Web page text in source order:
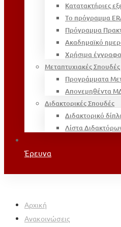
Κατατακτήριες
Το πρόγραμμα
Πρόγραμμα
Ακαδημαϊκό
Χρήσιμα
Μεταπτυχιακές Σπουδές
Προγράμματα
Απονεμηθέντα
Διδακτορικές Σπουδές
Διδακτορικό
Λίστα
Έρευνα
Αρχική
Ανακοινώσεις